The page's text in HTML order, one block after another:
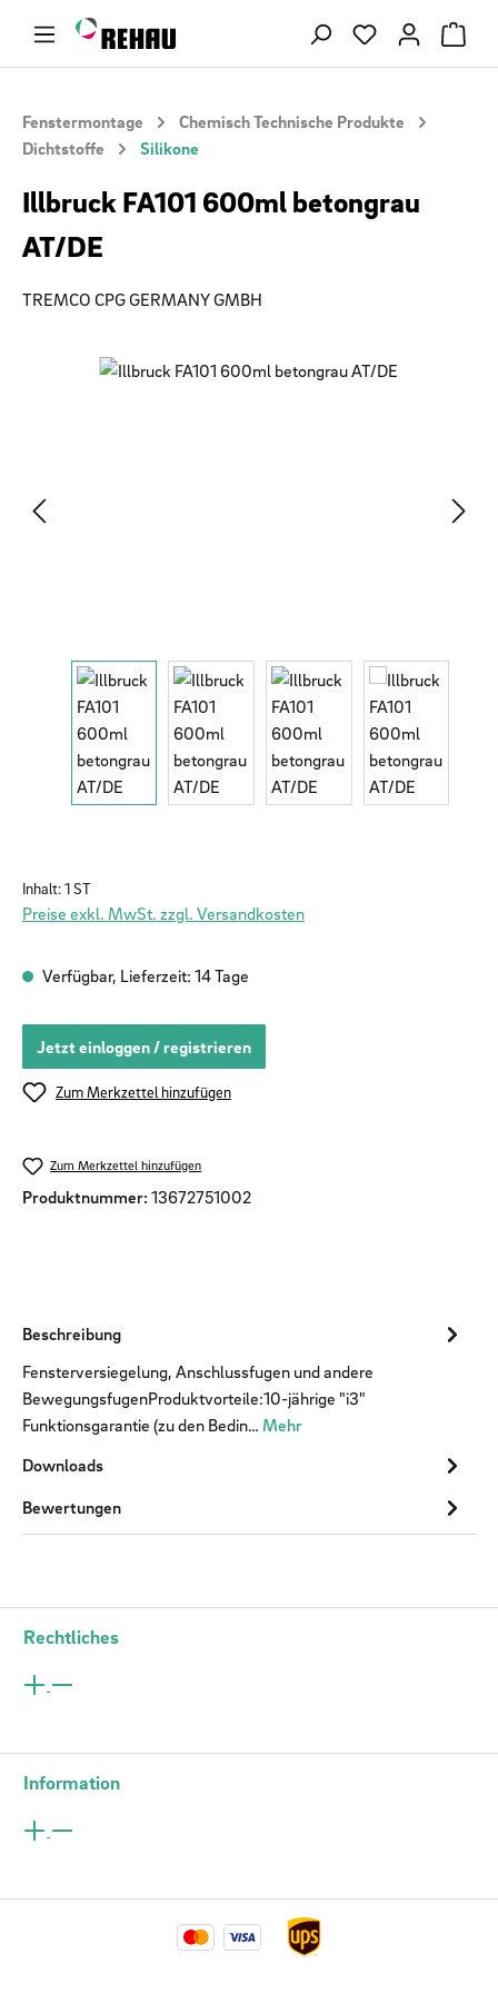
Zum Hauptinhalt springen Du hast 0
Fenstermontage
Chemisch Technische Produkte
Dichtstoffe
Silikone
Illbruck FA101 600ml betongrau
AT/DE
TREMCO CPG GERMANY GMBH
Bildergalerie überspringen
Inhalt:1 ST
Preise exkl. MwSt. zzgl. Versandkosten
Verfügbar, Lieferzeit: 14 Tage
Jetzt einloggen / registrieren
Zum Merkzettel hinzufügen
Zum Merkzettel hinzufügen
Produktnummer: 13672751002
Beschreibung
Fensterversiegelung, Anschlussfugen und andere
BewegungsfugenProduktvorteile:10-jährige "i3"
Funktionsgarantie (zu den Bedin… Mehr
Downloads
Bewertungen
Rechtliches
Information